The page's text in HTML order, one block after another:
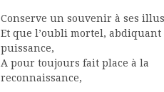
Conserve un souvenir à ses
Et que l’oubli mortel, abdiquant
puissance,
A pour toujours fait place à la
reconnaissance,